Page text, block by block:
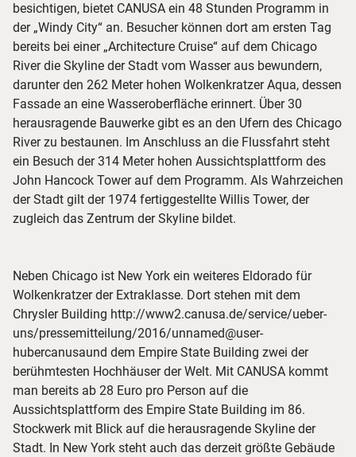
besichtigen, bietet CANUSA ein 48 Stunden Programm in
der „Windy City“ an. Besucher können dort am ersten Tag
bereits bei einer „Architecture Cruise“ auf dem Chicago
River die Skyline der Stadt vom Wasser aus bewundern,
darunter den 262 Meter hohen Wolkenkratzer Aqua, dessen
Fassade an eine Wasseroberfläche erinnert. Über 30
herausragende Bauwerke gibt es an den Ufern des Chicago
River zu bestaunen. Im Anschluss an die Flussfahrt steht
ein Besuch der 314 Meter hohen Aussichtsplattform des
John Hancock Tower auf dem Programm. Als Wahrzeichen
der Stadt gilt der 1974 fertiggestellte Willis Tower, der
zugleich das Zentrum der Skyline bildet.
Neben Chicago ist New York ein weiteres Eldorado für
Wolkenkratzer der Extraklasse. Dort stehen mit dem
Chrysler Building http://www2.canusa.de/service/ueber-
uns/pressemitteilung/2016/unnamed@user-
hubercanusaund dem Empire State Building zwei der
berühmtesten Hochhäuser der Welt. Mit CANUSA kommt
man bereits ab 28 Euro pro Person auf die
Aussichtsplattform des Empire State Building im 86.
Stockwerk mit Blick auf die herausragende Skyline der
Stadt. In New York steht auch das derzeit größte Gebäude